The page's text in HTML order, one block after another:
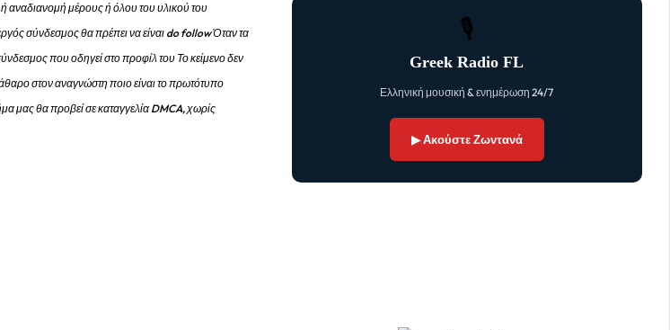
μέρους ή όλου του υλικού του
σύνδεσμος θα πρέπει να είναι do follow Όταν τα
που οδηγεί στο προφίλ του Το κείμενο δεν
στον αναγνώστη ποιο είναι το πρωτότυπο
μας θα προβεί σε καταγγελία DMCA, χωρίς
🎙
Greek Radio FL
Ελληνική μουσική & ενημέρωση 24/7
▶ Ακούστε Ζωντανά